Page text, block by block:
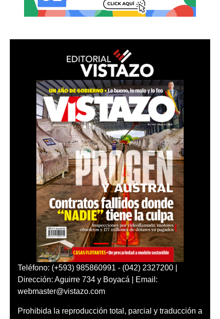
Teléfono: (+593) 985860991 - (042) 2327200 |
Dirección: Aguirre 734 y Boyacá | Email:
webmaster@vistazo.com
Prohibida la reproducción total, parcial y traducción a